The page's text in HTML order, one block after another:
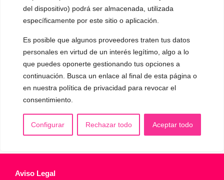
del dispositivo) podrá ser almacenada, utilizada
específicamente por este sitio o aplicación.
Es posible que algunos proveedores traten tus datos
personales en virtud de un interés legítimo, algo a lo
que puedes oponerte gestionando tus opciones a
continuación. Busca un enlace al final de esta página o
en nuestra política de privacidad para revocar el
consentimiento.
Configurar Rechazar todo Aceptar todo
▪️ Modificación del acento
🟥 CIRUGÍA: Glotoplastia
CONTACTO Y CITAS
✅Pide tu CITA ONLINE
Email :contacto@femivoz.es
Aviso Legal